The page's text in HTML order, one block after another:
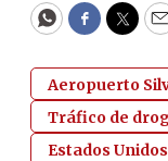
WhatsApp
Aeropuerto
Tráfico de
Estados